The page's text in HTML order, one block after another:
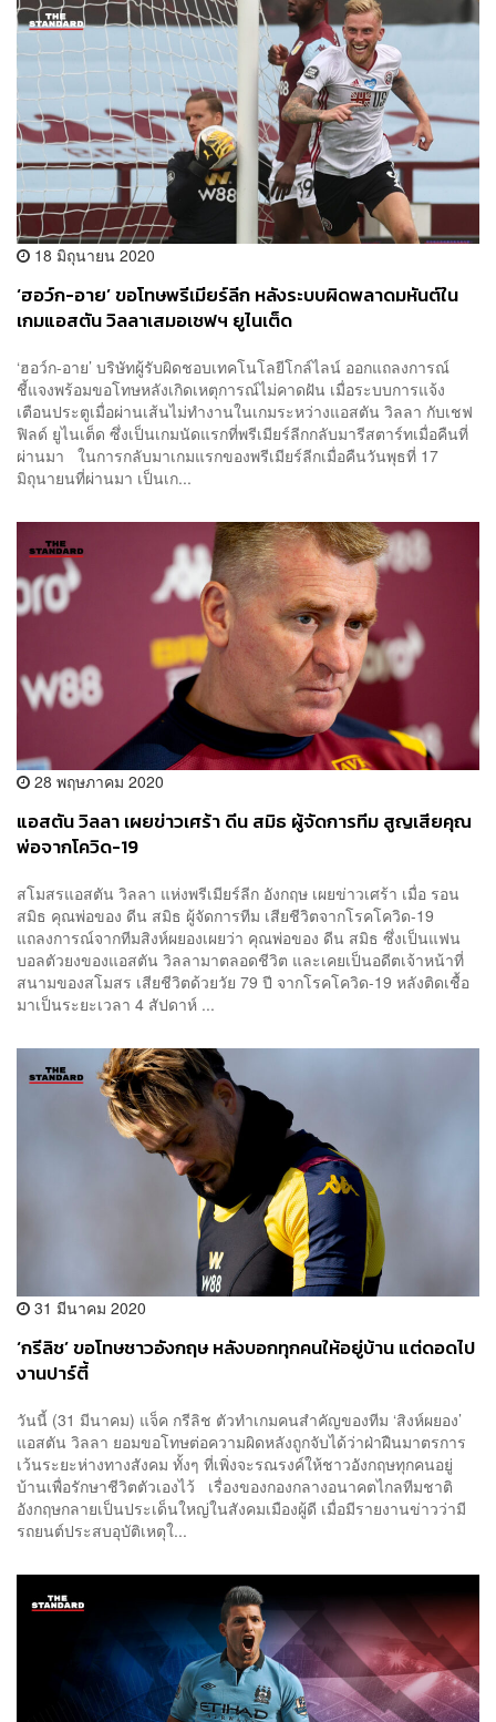
18 มิถุนายน 2020
‘ฮอว์ก-อาย’ ขอโทษพรีเมียร์ลีก หลังระบบผิดพลาดมหันต์ใน
เกมแอสตัน วิลลาเสมอเชฟฯ ยูไนเต็ด
‘ฮอว์ก-อาย’ บริษัทผู้รับผิดชอบเทคโนโลยีโกล์ไลน์ ออกแถลงการณ์
ชี้แจงพร้อมขอโทษหลังเกิดเหตุการณ์ไม่คาดฝัน เมื่อระบบการแจ้ง
เตือนประตูเมื่อผ่านเส้นไม่ทำงานในเกมระหว่างแอสตัน วิลลา กับเชฟ
ฟิลด์ ยูไนเต็ด ซึ่งเป็นเกมนัดแรกที่พรีเมียร์ลีกกลับมารีสตาร์ทเมื่อคืนที่
ผ่านมา ในการกลับมาเกมแรกของพรีเมียร์ลีกเมื่อคืนวันพุธที่ 17
มิถุนายนที่ผ่านมา เป็นเก...
28 พฤษภาคม 2020
แอสตัน วิลลา เผยข่าวเศร้า ดีน สมิธ ผู้จัดการทีม สูญเสียคุณ
พ่อจากโควิด-19
สโมสรแอสตัน วิลลา แห่งพรีเมียร์ลีก อังกฤษ เผยข่าวเศร้า เมื่อ รอน
สมิธ คุณพ่อของ ดีน สมิธ ผู้จัดการทีม เสียชีวิตจากโรคโควิด-19
แถลงการณ์จากทีมสิงห์ผยองเผยว่า คุณพ่อของ ดีน สมิธ ซึ่งเป็นแฟน
บอลตัวยงของแอสตัน วิลลามาตลอดชีวิต และเคยเป็นอดีตเจ้าหน้าที่
สนามของสโมสร เสียชีวิตด้วยวัย 79 ปี จากโรคโควิด-19 หลังติดเชื้อ
มาเป็นระยะเวลา 4 สัปดาห์ ...
31 มีนาคม 2020
‘กรีลิช’ ขอโทษชาวอังกฤษ หลังบอกทุกคนให้อยู่บ้าน แต่ดอดไป
งานปาร์ตี้
วันนี้ (31 มีนาคม) แจ็ค กรีลิช ตัวทำเกมคนสำคัญของทีม ‘สิงห์ผยอง’​
แอสตัน วิลลา ยอมขอโทษต่อความผิดหลังถูกจับได้ว่าฝ่าฝืนมาตรการ
เว้นระยะห่างทางสังคม ทั้งๆ ที่เพิ่งจะรณรงค์ให้ชาวอังกฤษทุกคนอยู่
บ้านเพื่อรักษาชีวิตตัวเองไว้ เรื่องของกองกลางอนาคตไกลทีมชาติ
อังกฤษกลายเป็นประเด็นใหญ่ในสังคมเมืองผู้ดี เมื่อมีรายงานข่าวว่ามี
รถยนต์ประสบอุบัติเหตุใ...